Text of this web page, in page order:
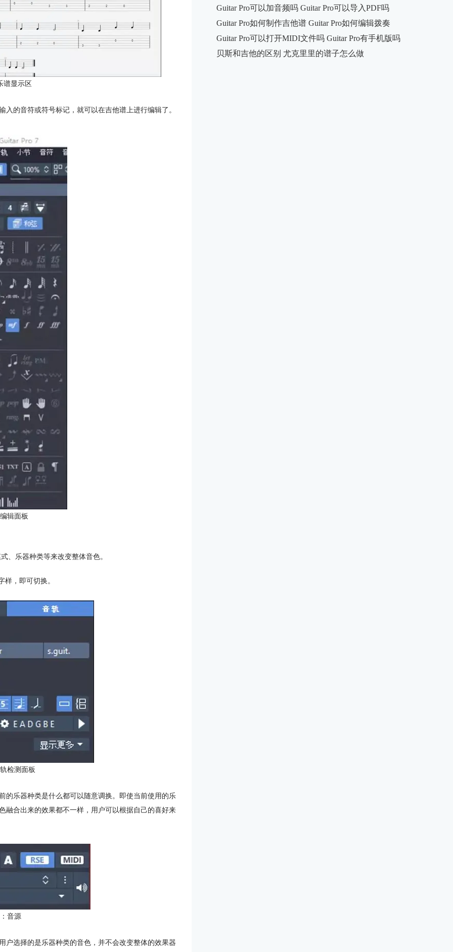
谱显示区
的音符或符号标记，就可以在吉他谱上进行编辑了。
辑面板
、乐器种类等来改变整体音色。
样，即可切换。
检测面板
的乐器种类是什么都可以随意调换。即使当前使用的乐
融合出来的效果都不一样，用户可以根据自己的喜好来
音源
户选择的是乐器种类的音色，并不会改变整体的效果器
Guitar Pro可以加音频吗 Guitar Pro可以导入PDF吗
Guitar Pro如何制作吉他谱 Guitar Pro如何编辑拨奏
Guitar Pro可以打开MIDI文件吗 Guitar Pro有手机版吗
贝斯和吉他的区别 尤克里里的谱子怎么做